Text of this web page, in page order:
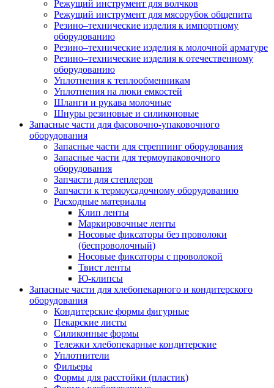
Режущий инструмент для волчков
Режущий инструмент для мясорубок общепита
Резино–технические изделия к импортному
оборудованию
Резино–технические изделия к молочной арматуре
Резино–технические изделия к отечественному
оборудованию
Уплотнения к теплообменникам
Уплотнения на люки емкостей
Шланги и рукава молочные
Шнуры резиновые и силиконовые
Запасные части для фасовочно-упаковочного
оборудования
Запасные части для стреппинг оборудования
Запасные части для термоупаковочного
оборудования
Запчасти для степлеров
Запчасти к термоусадочному оборудованию
Расходные материалы
Клип ленты
Маркировочные ленты
Носовые фиксаторы без проволоки
(беспроволочный)
Носовые фиксаторы с проволокой
Твист ленты
Ю-клипсы
Запасные части для хлебопекарного и кондитерского
оборудования
Кондитерские формы фигурные
Пекарские листы
Силиконные формы
Тележки хлебопекарные кондитерские
Уплотнители
Фильеры
Формы для расстойки (пластик)